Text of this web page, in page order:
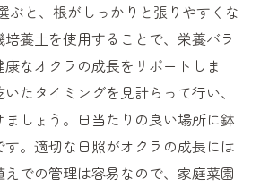
ぶと、根がしっかりと張りやすくな
培養土を使用することで、栄養バラ
なオクラの成長をサポートしま
たタイミングを見計らって行い、
しょう。日当たりの良い場所に鉢
。適切な日照がオクラの成長には
での管理は容易なので、家庭菜園